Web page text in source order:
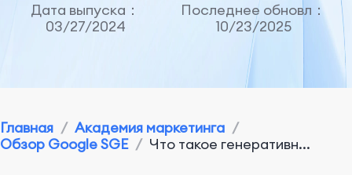
Дата выпуска：
03/27/2024
Последнее обновл：
10/23/2025
Главная / Академия маркетинга /
Обзор Google SGE / Что такое генеративн...